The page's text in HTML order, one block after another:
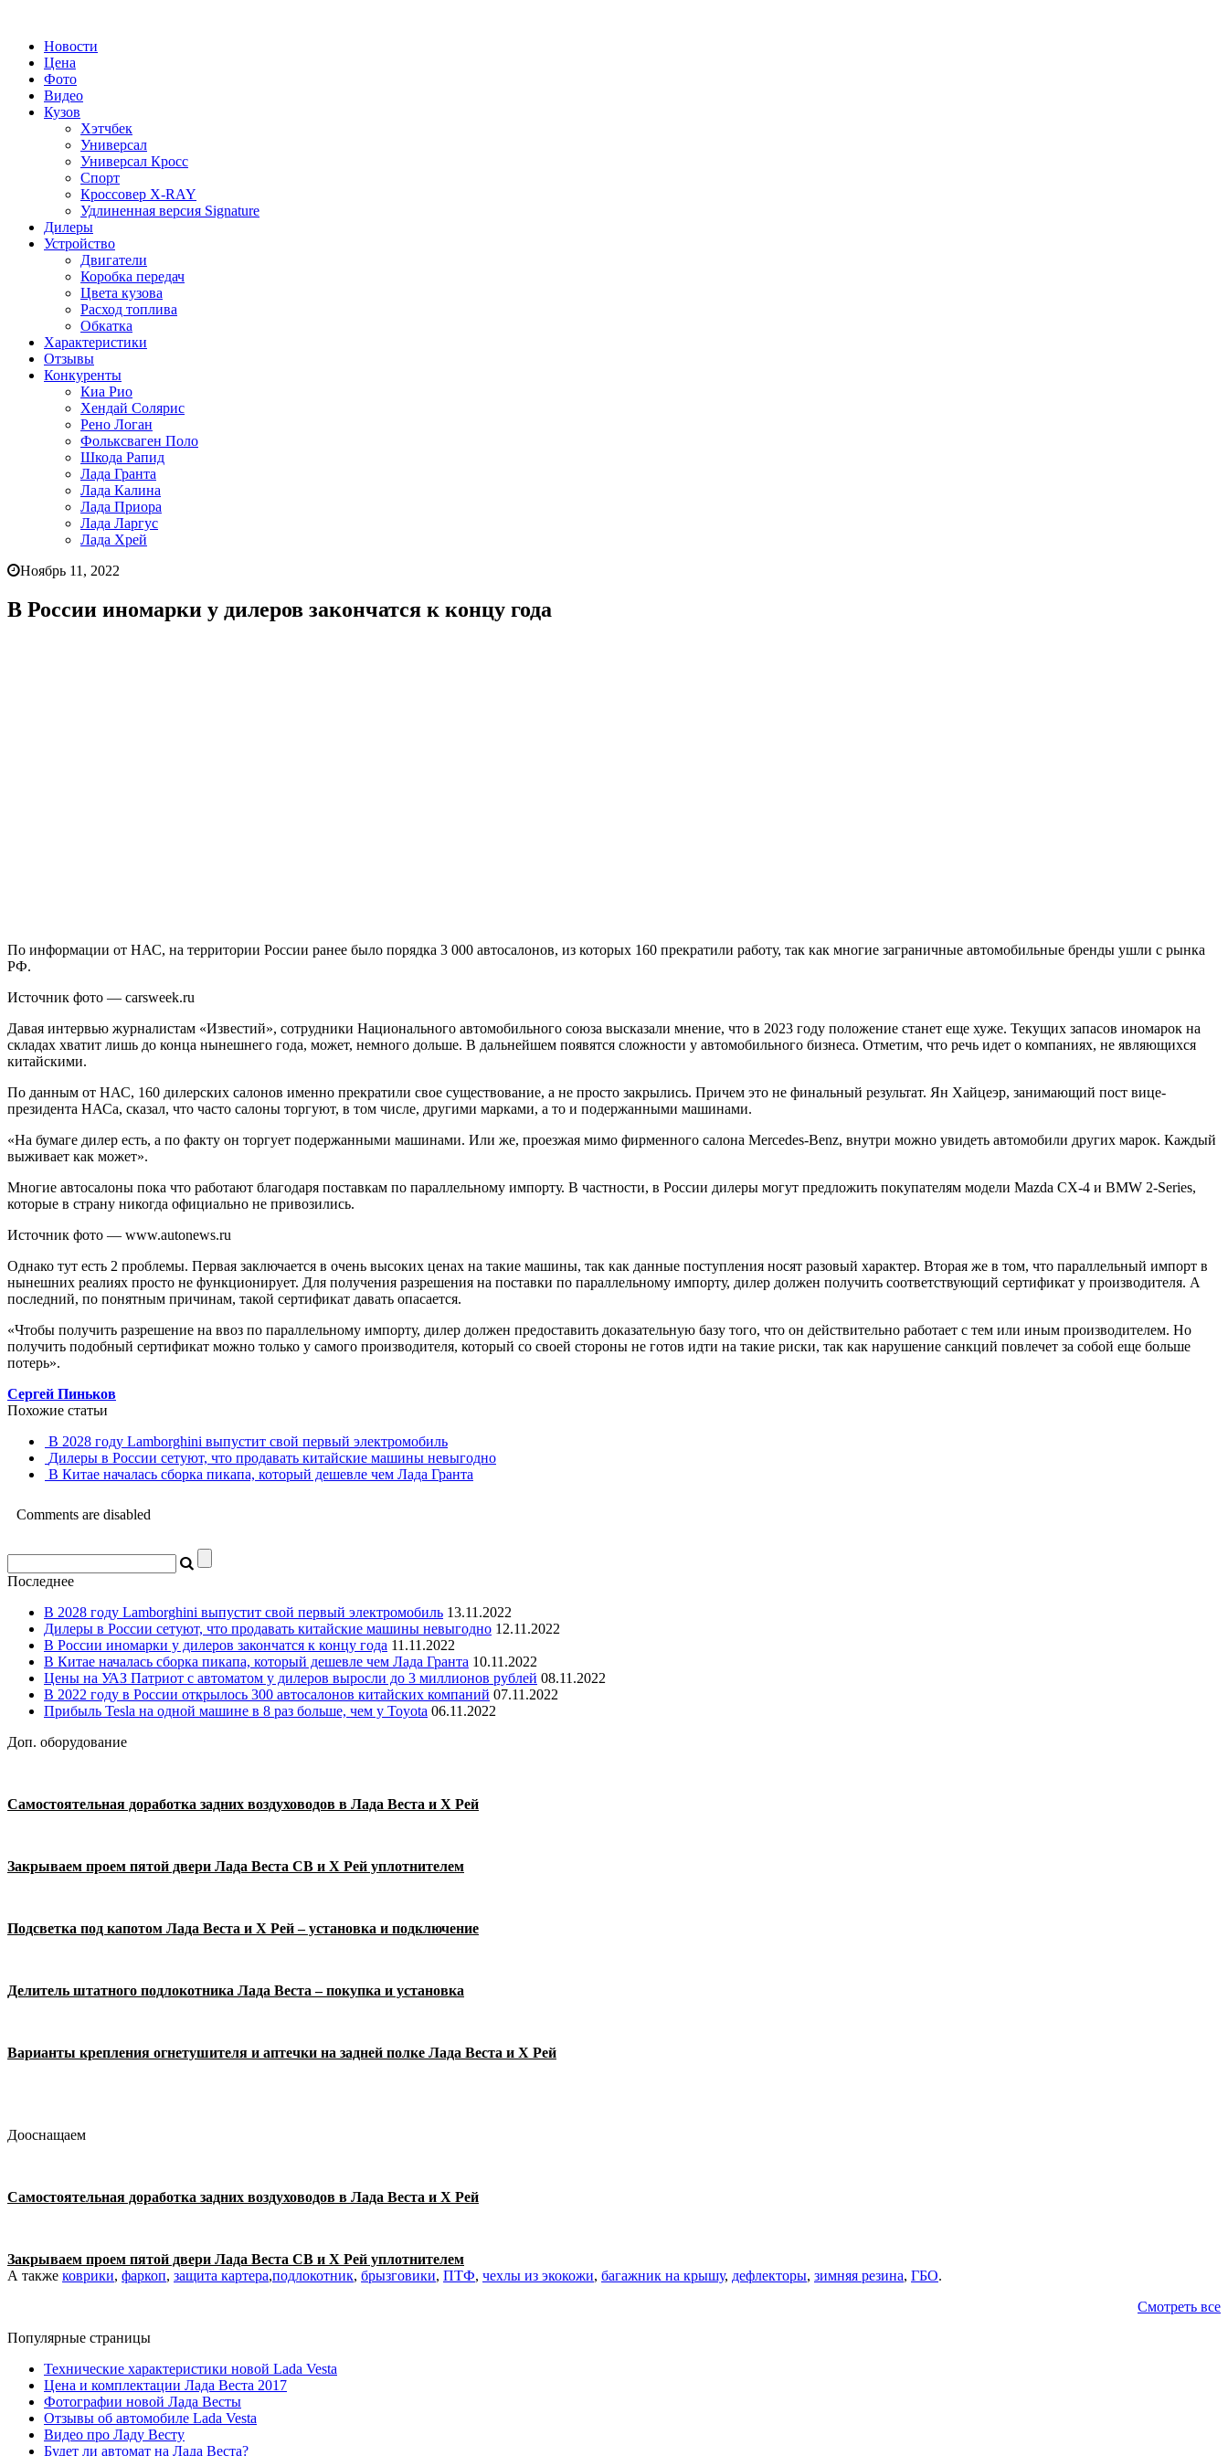
Новости
Цена
Фото
Видео
Кузов
Хэтчбек
Универсал
Универсал Кросс
Спорт
Кроссовер X-RAY
Удлиненная версия Signature
Дилеры
Устройство
Двигатели
Коробка передач
Цвета кузова
Расход топлива
Обкатка
Характеристики
Отзывы
Конкуренты
Киа Рио
Хендай Солярис
Рено Логан
Фольксваген Поло
Шкода Рапид
Лада Гранта
Лада Калина
Лада Приора
Лада Ларгус
Лада Хрей
Ноябрь 11, 2022
В России иномарки у дилеров закончатся к концу года
По информации от НАС, на территории России ранее было порядка 3 000 автосалонов, из которых 160 прекратили работу, так как многие заграничные автомобильные бренды ушли с рынка
РФ.
Источник фото — carsweek.ru
Давая интервью журналистам «Известий», сотрудники Национального автомобильного союза высказали мнение, что в 2023 году положение станет еще хуже. Текущих запасов иномарок на
складах хватит лишь до конца нынешнего года, может, немного дольше. В дальнейшем появятся сложности у автомобильного бизнеса. Отметим, что речь идет о компаниях, не являющихся
китайскими.
По данным от НАС, 160 дилерских салонов именно прекратили свое существование, а не просто закрылись. Причем это не финальный результат. Ян Хайцеэр, занимающий пост вице-
президента НАСа, сказал, что часто салоны торгуют, в том числе, другими марками, а то и подержанными машинами.
«На бумаге дилер есть, а по факту он торгует подержанными машинами. Или же, проезжая мимо фирменного салона Mercedes-Benz, внутри можно увидеть автомобили других марок. Каждый
выживает как может».
Многие автосалоны пока что работают благодаря поставкам по параллельному импорту. В частности, в России дилеры могут предложить покупателям модели Mazda CX-4 и BMW 2-Series,
которые в страну никогда официально не привозились.
Источник фото — www.autonews.ru
Однако тут есть 2 проблемы. Первая заключается в очень высоких ценах на такие машины, так как данные поступления носят разовый характер. Вторая же в том, что параллельный импорт в
нынешних реалиях просто не функционирует. Для получения разрешения на поставки по параллельному импорту, дилер должен получить соответствующий сертификат у производителя. А
последний, по понятным причинам, такой сертификат давать опасается.
«Чтобы получить разрешение на ввоз по параллельному импорту, дилер должен предоставить доказательную базу того, что он действительно работает с тем или иным производителем. Но
получить подобный сертификат можно только у самого производителя, который со своей стороны не готов идти на такие риски, так как нарушение санкций повлечет за собой еще больше
потерь».
Сергей Пиньков
Похожие статьи
В 2028 году Lamborghini выпустит свой первый электромобиль
Дилеры в России сетуют, что продавать китайские машины невыгодно
В Китае началась сборка пикапа, который дешевле чем Лада Гранта
Comments are disabled
Последнее
В 2028 году Lamborghini выпустит свой первый электромобиль 13.11.2022
Дилеры в России сетуют, что продавать китайские машины невыгодно 12.11.2022
В России иномарки у дилеров закончатся к концу года 11.11.2022
В Китае началась сборка пикапа, который дешевле чем Лада Гранта 10.11.2022
Цены на УАЗ Патриот с автоматом у дилеров выросли до 3 миллионов рублей 08.11.2022
В 2022 году в России открылось 300 автосалонов китайских компаний 07.11.2022
Прибыль Tesla на одной машине в 8 раз больше, чем у Toyota 06.11.2022
Доп. оборудование
Самостоятельная доработка задних воздуховодов в Лада Веста и Х Рей
Закрываем проем пятой двери Лада Веста СВ и Х Рей уплотнителем
Подсветка под капотом Лада Веста и Х Рей – установка и подключение
Делитель штатного подлокотника Лада Веста – покупка и установка
Варианты крепления огнетушителя и аптечки на задней полке Лада Веста и Х Рей
Дооснащаем
Самостоятельная доработка задних воздуховодов в Лада Веста и Х Рей
Закрываем проем пятой двери Лада Веста СВ и Х Рей уплотнителем
А также коврики, фаркоп, защита картера,подлокотник, брызговики, ПТФ, чехлы из экокожи, багажник на крышу, дефлекторы, зимняя резина, ГБО.
Смотреть все
Популярные страницы
Технические характеристики новой Lada Vesta
Цена и комплектации Лада Веста 2017
Фотографии новой Лада Весты
Отзывы об автомобиле Lada Vesta
Видео про Ладу Весту
Будет ли автомат на Лада Веста?